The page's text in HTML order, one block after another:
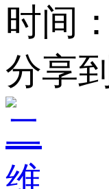
时间
分享